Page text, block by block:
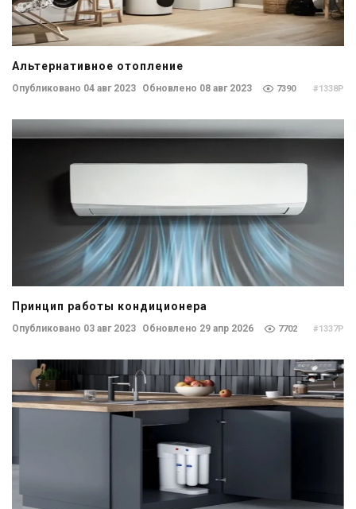
Опубликовано 04 авг 2023 Обновлено 08 авг 2023 7390 #1338P
Альтернативное отопление
Опубликовано 03 авг 2023 Обновлено 29 апр 2026 7702 #1337P
Принцип работы кондиционера